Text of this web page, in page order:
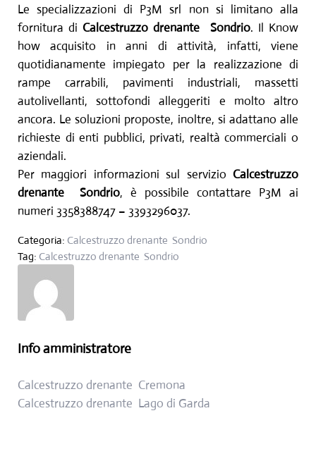
Le specializzazioni di P3M srl non si limitano alla
fornitura diCalcestruzzo drenante Sondrio. Il Know
how acquisito in anni di attività, infatti, viene
quotidianamente impiegato per la realizzazione di
rampe carrabili, pavimenti industriali, massetti
autolivellanti, sottofondi alleggeriti e molto altro
ancora. Le soluzioni proposte, inoltre, si adattano alle
richieste di enti pubblici, privati, realtà commerciali o
aziendali.
Per maggiori informazioni sul servizioCalcestruzzo
drenante
Sondrio, è possibile contattare P3M ai
numeri 3358388747 – 3393296037.
Categoria: Calcestruzzo drenante Sondrio
Tag: Calcestruzzo drenante Sondrio
Infoamministratore
Post precedente:
Calcestruzzo drenante Cremona
Post successivo:
Calcestruzzo drenante Lago di Garda